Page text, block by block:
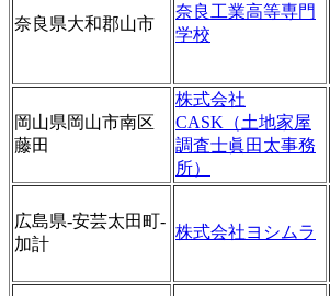
奈良県大和郡山市
奈良工業高等専門
学校
岡山県岡山市南区
藤田
株式会社
CASK（土地家屋
調査士眞田太事務
所）
広島県-安芸太田町-
加計
株式会社ヨシムラ